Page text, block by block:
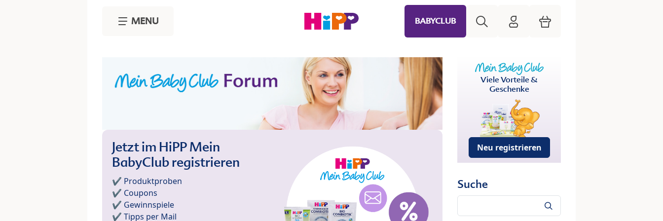
MENU BABYCLUB HiPP Mein Babyclub
Warenkorb
Jetzt im HiPP Mein
BabyClub registrieren
✔️ Produktproben
✔️ Coupons
✔️ Gewinnspiele
✔️ Tipps per Mail
Viele Vorteile &
Geschenke
Neu registrieren
Suche